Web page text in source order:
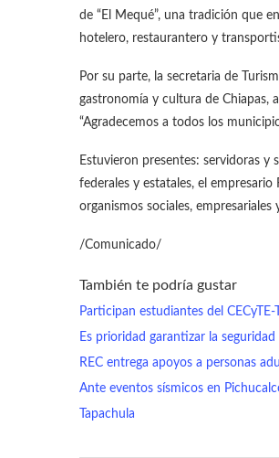
de “El Mequé”, una tradición que
hotelero, restaurantero y
Por su parte, la secretaria de
gastronomía y cultura de Chiapas,
“Agradecemos a todos los
Estuvieron presentes: servidoras y
federales y estatales, el
organismos sociales,
/Comunicado/
También te podría gustar
Participan estudiantes del
Es prioridad garantizar la
REC entrega apoyos a personas
Ante eventos sísmicos en
Tapachula